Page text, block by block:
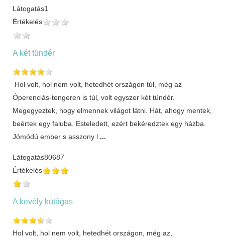
Látogatás1
Értékelés
A két tündér
Hol volt, hol nem volt, hetedhét országon túl, még az
Óperenciás-tengeren is túl, volt egyszer két tündér.
Megegyeztek, hogy elmennek világot látni. Hát, ahogy mentek,
beértek egy faluba. Esteledett, ezért bekéredztek egy házba.
Jómódú ember s asszony l ...
Látogatás80687
Értékelés
A kevély kútágas
Hol volt, hol nem volt, hetedhét országon, még az,